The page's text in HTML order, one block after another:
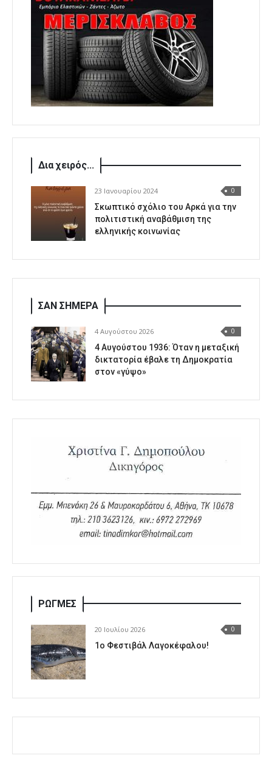
Δια χειρός...
23 Ιανουαρίου 2024 0
Σκωπτικό σχόλιο του Αρκά για την
πολιτιστική αναβάθμιση της
ελληνικής κοινωνίας
ΣΑΝ ΣΗΜΕΡΑ
4 Αυγούστου 2026 0
4 Αυγούστου 1936: Όταν η μεταξική
δικτατορία έβαλε τη Δημοκρατία
στον «γύψο»
ΡΩΓΜΕΣ
20 Ιουλίου 2026 0
1o Φεστιβάλ Λαγοκέφαλου!